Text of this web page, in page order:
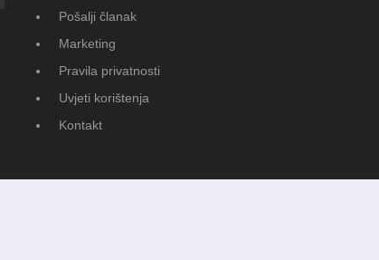
Pošalji članak
Marketing
Pravila privatnosti
Uvjeti korištenja
Kontakt